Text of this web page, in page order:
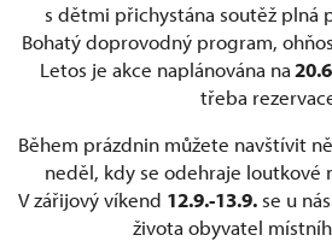
s dětmi přichystána soutěž plná
Bohatý doprovodný program,
Letos je akce naplánována na
třeba
Během prázdnin můžete navštívit
neděl, kdy se odehraje loutkové
V zářijový víkend 12.9.-13.9.se u
života obyvatel